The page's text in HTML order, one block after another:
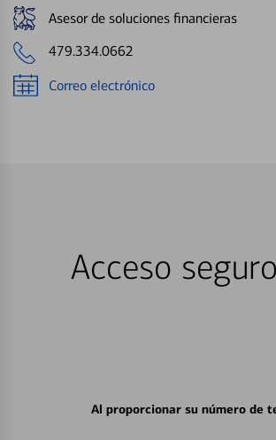
Asesor de soluciones financieras
479.334.0662
Correo electrónico
Acceso
Al proporcionar su número de